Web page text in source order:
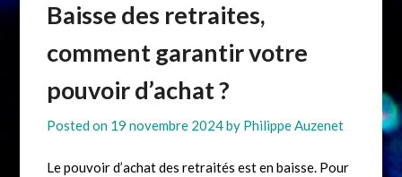
Baisse des retraites,
comment garantir votre
pouvoir d’achat ?
Posted on 19 novembre 2024by Philippe Auzenet
Le pouvoir d’achat des retraités est en baisse. Pour